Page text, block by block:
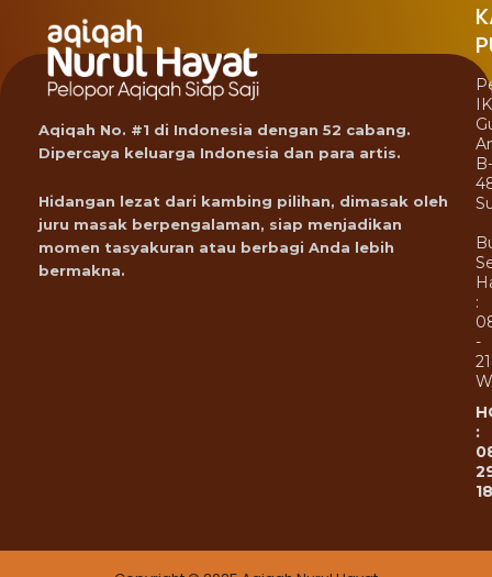
Aqiqah No. #1 di Indonesia dengan 52 cabang.
Dipercaya keluarga Indonesia dan para artis.
Hidangan lezat dari kambing pilihan, dimasak oleh
juru masak berpengalaman, siap menjadikan
momen tasyakuran atau berbagi Anda lebih
bermakna.
B-
:
-
: